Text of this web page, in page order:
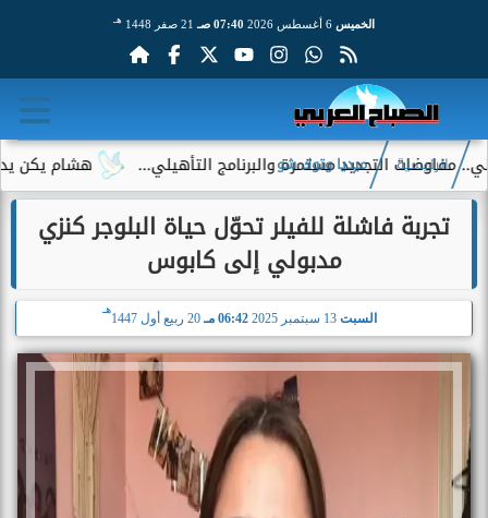
الخميس 07:40 صـ 21 صفر 1448 هـ
هشام يكن يدعم التجديد مستمرة والبرنامج التأهيلي...
الرئيسية ميديا وتوك شو
تجربة فاشلة للفيلر تحوّل حياة البلوجر كنزي
مدبولي إلى كابوس
السبت 06:42 مـ 20 ربيع أول 1447
هـ